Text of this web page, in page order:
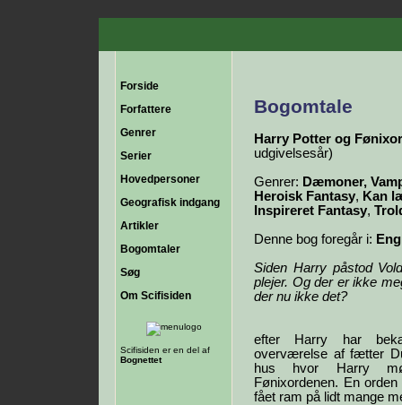
Forside
Forfattere
Genrer
Serier
Hovedpersoner
Geografisk indgang
Artikler
Bogomtaler
Søg
Om Scifisiden
Scifisiden er en del af
Bognettet
Bogomtale
Harry Potter og
udgivelsesår)
Genrer: Dæmoner,
Heroisk Fantasy, Kan
Inspireret Fantasy,
Denne bog foregår i:
Siden Harry påstod
plejer. Og der er ikke
der nu ikke det?
efter Harry har
overværelse af fætter
hus hvor Harry
Fønixordenen. En
fået ram på lidt mange